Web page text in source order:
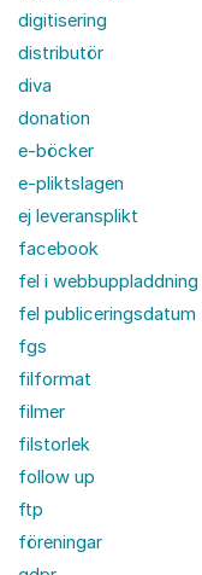
digitisering
distributör
diva
donation
e-böcker
e-pliktslagen
ej leveransplikt
facebook
fel i webbuppladdning
fel publiceringsdatum
fgs
filformat
filmer
filstorlek
follow up
ftp
föreningar